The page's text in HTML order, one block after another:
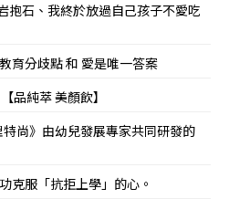
抱石、我終於放過自己孩子不愛吃
育分歧點 和 愛是唯一答案
品純萃 美顏飲】
尚》由幼兒發展專家共同研發的
克服「抗拒上學」的心。